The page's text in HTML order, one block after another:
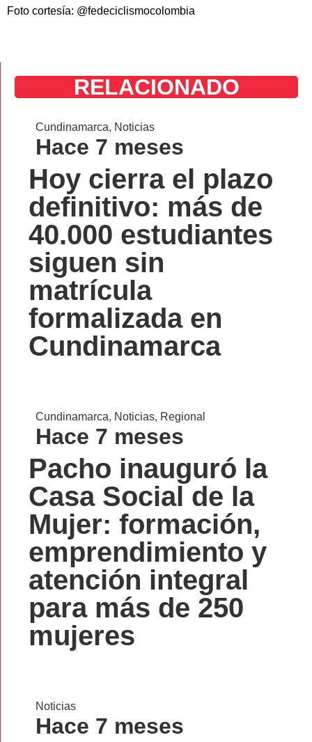
Foto cortesía: @fedeciclismocolombia
RELACIONADO
Cundinamarca, Noticias
Hace 7 meses
Hoy cierra el plazo
definitivo: más de
40.000 estudiantes
siguen sin
matrícula
formalizada en
Cundinamarca
Cundinamarca, Noticias, Regional
Hace 7 meses
Pacho inauguró la
Casa Social de la
Mujer: formación,
emprendimiento y
atención integral
para más de 250
mujeres
Noticias
Hace 7 meses